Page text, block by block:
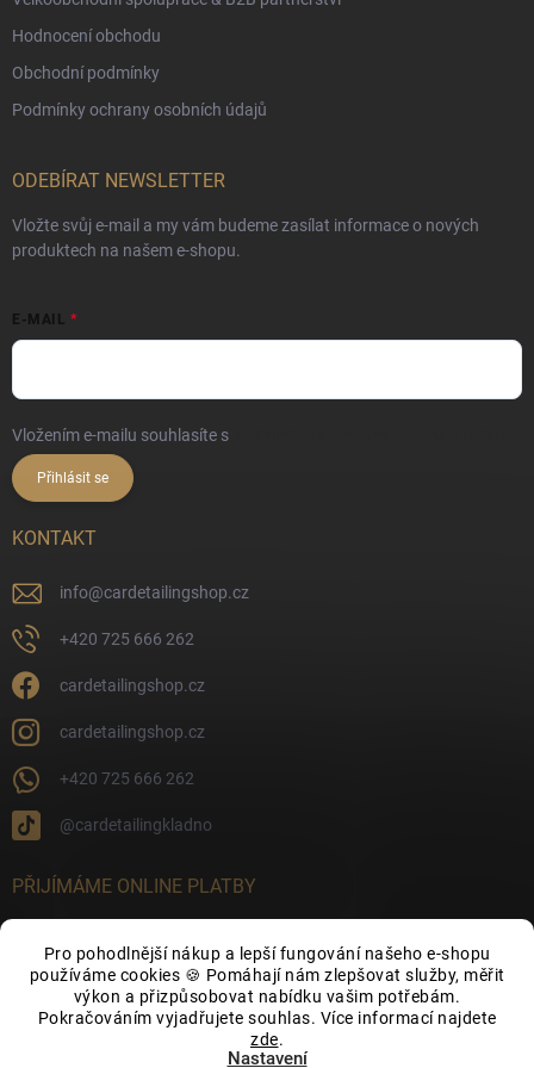
Pro pohodlnější nákup a lepší fungování našeho e-shopu
používáme cookies 🍪 Pomáhají nám zlepšovat služby, měřit
výkon a přizpůsobovat nabídku vašim potřebám.
Pokračováním vyjadřujete souhlas. Více informací najdete
zde.
Nastavení
Hodnocení obchodu
Obchodní podmínky
Podmínky ochrany osobních údajů
ODEBÍRAT NEWSLETTER
Vložte svůj e-mail a my vám budeme zasílat informace o nových
produktech na našem e-shopu.
E-MAIL
Vložením e-mailu souhlasíte s
Přihlásit se
KONTAKT
info@cardetailingshop.cz
+420 725 666 262
cardetailingshop.cz
cardetailingshop.cz
+420 725 666 262
@cardetailingkladno
PŘIJÍMÁME ONLINE PLATBY
FACEBOOK